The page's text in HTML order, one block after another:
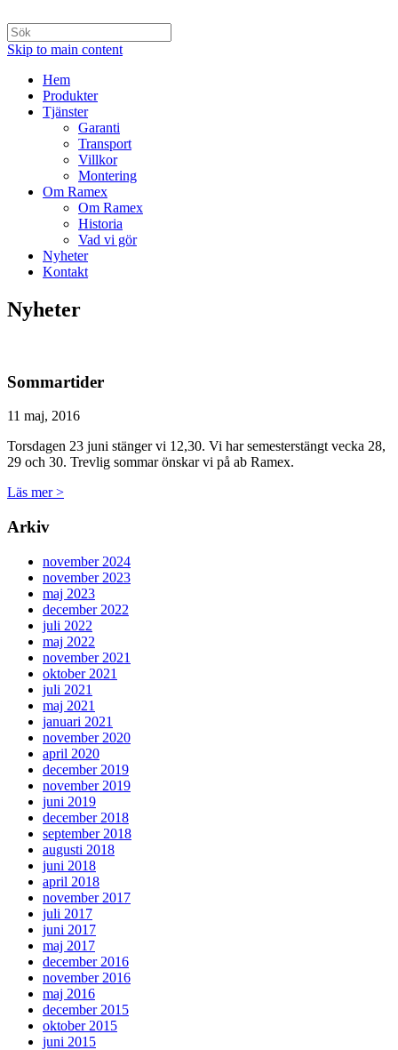
Skip to main content
Hem
Produkter
Tjänster
Garanti
Transport
Villkor
Montering
Om Ramex
Om Ramex
Historia
Vad vi gör
Nyheter
Kontakt
Nyheter
Sommartider
11 maj, 2016
Torsdagen 23 juni stänger vi 12,30. Vi har semesterstängt vecka 28,
29 och 30. Trevlig sommar önskar vi på ab Ramex.
Läs mer >
Arkiv
november 2024
november 2023
maj 2023
december 2022
juli 2022
maj 2022
november 2021
oktober 2021
juli 2021
maj 2021
januari 2021
november 2020
april 2020
december 2019
november 2019
juni 2019
december 2018
september 2018
augusti 2018
juni 2018
april 2018
november 2017
juli 2017
juni 2017
maj 2017
december 2016
november 2016
maj 2016
december 2015
oktober 2015
juni 2015